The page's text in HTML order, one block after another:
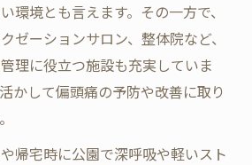
環境とも言えます。その一方で、
ゼーションサロン、整体院など、
理に役立つ施設も充実していま
かして偏頭痛の予防や改善に取り
帰宅時に公園で深呼吸や軽いスト